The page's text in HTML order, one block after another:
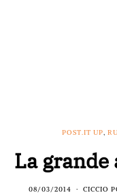
POST.IT UP,
La grande
08/03/2014 CICCIO